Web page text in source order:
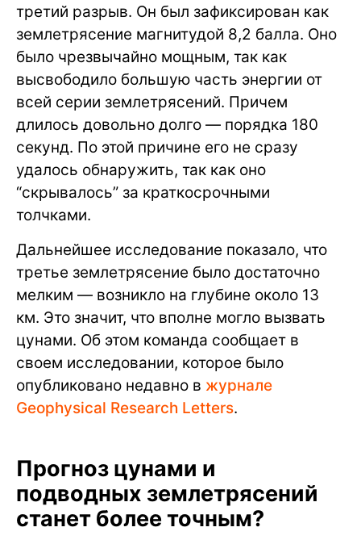
третий разрыв. Он был зафиксирован как
землетрясение магнитудой 8,2 балла. Оно
было чрезвычайно мощным, так как
высвободило большую часть энергии от
всей серии землетрясений. Причем
длилось довольно долго — порядка 180
секунд. По этой причине его не сразу
удалось обнаружить, так как оно
“скрывалось” за краткосрочными
толчками.
Дальнейшее исследование показало, что
третье землетрясение было достаточно
мелким — возникло на глубине около 13
км. Это значит, что вполне могло вызвать
цунами. Об этом команда сообщает в
своем исследовании, которое было
опубликовано недавно в журнале
Geophysical Research Letters.
Прогноз цунами и
подводных землетрясений
станет более точным?